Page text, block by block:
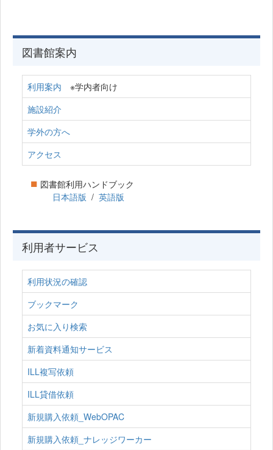
図書館案内
利用案内 ※学内者向け
施設紹介
学外の方へ
アクセス
■ 図書館利用ハンドブック
日本語版 / 英語版
利用者サービス
利用状況の確認
ブックマーク
お気に入り検索
新着資料通知サービス
ILL複写依頼
ILL貸借依頼
新規購入依頼_WebOPAC
新規購入依頼_ナレッジワーカー